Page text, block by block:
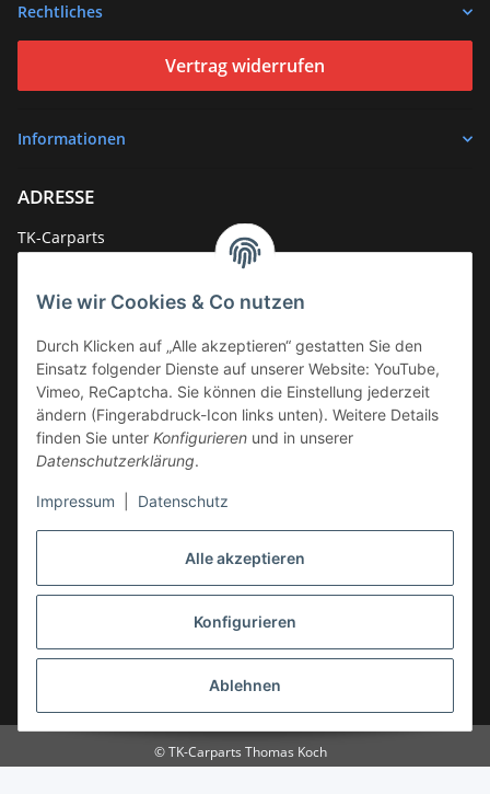
Alle akzeptieren
Konfigurieren
Ablehnen
Wie wir Cookies & Co nutzen
Durch Klicken auf „Alle akzeptieren“ gestatten Sie den
Einsatz folgender Dienste auf unserer Website: YouTube,
Vimeo, ReCaptcha. Sie können die Einstellung jederzeit
ändern (Fingerabdruck-Icon links unten). Weitere Details
finden Sie unter Konfigurieren und in unserer
Datenschutzerklärung.
Impressum Datenschutz
Rechtliches
Vertrag widerrufen
Informationen
ADRESSE
TK-Carparts
Deutschland
Service-Hotline +49 (0)6332 - 48 58 48
E-Mail:mail@tk-carparts.de
Montag-Donnerstag von 13 bis 16 Uhr
© TK-Carparts Thomas Koch
Powered byJTL-Shop